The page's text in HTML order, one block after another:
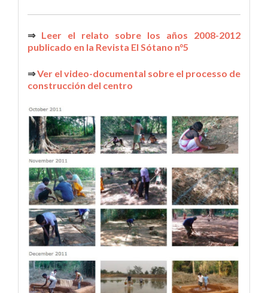
⇒ Leer el relato sobre los años 2008-2012
publicado en la Revista El Sótano n°5
⇒Ver el video-documental sobre el processo de
construcción del centro